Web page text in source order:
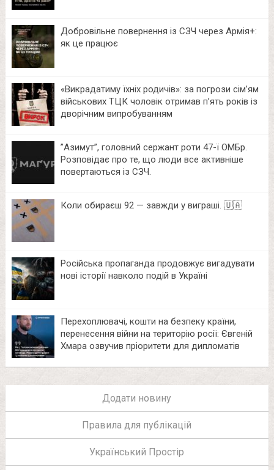
Добровільне повернення із СЗЧ через Армія+:
як це працює
«Викрадатиму їхніх родичів»: за погрози сім’ям
військових ТЦК чоловік отримав п’ять років із
дворічним випробуванням
⁨”Азимут”, головний сержант роти 47-ї ОМБр.
Розповідає про те, що люди все активніше
повертаються із СЗЧ.
Коли обираєш 92 — завжди у виграші. 🇺🇦
Російська пропаганда продовжує вигадувати
нові історії навколо подій в Україні
Перехоплювачі, кошти на безпеку країни,
перенесення війни на територію росії: Євгеній
Хмара озвучив пріоритети для дипломатів
Додати новину
Правила для публікацій
Український Простір